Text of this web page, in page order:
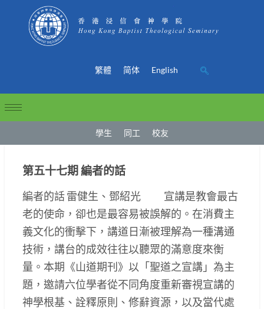
繁體 简体 English
學生 同工 校友
第五十七期 編者的話
編者的話 雷健生、鄧紹光 宣講是教會最古
老的使命，卻也是最容易被誤解的。在消費主
義文化的衝擊下，講道日漸被理解為一種溝通
技術，講台的成效往往以聽眾的滿意度來衡
量。本期《山道期刊》以「聖道之宣講」為主
題，邀請六位學者從不同角度重新審視宣講的
神學根基、詮釋原則、修辭資源，以及當代處